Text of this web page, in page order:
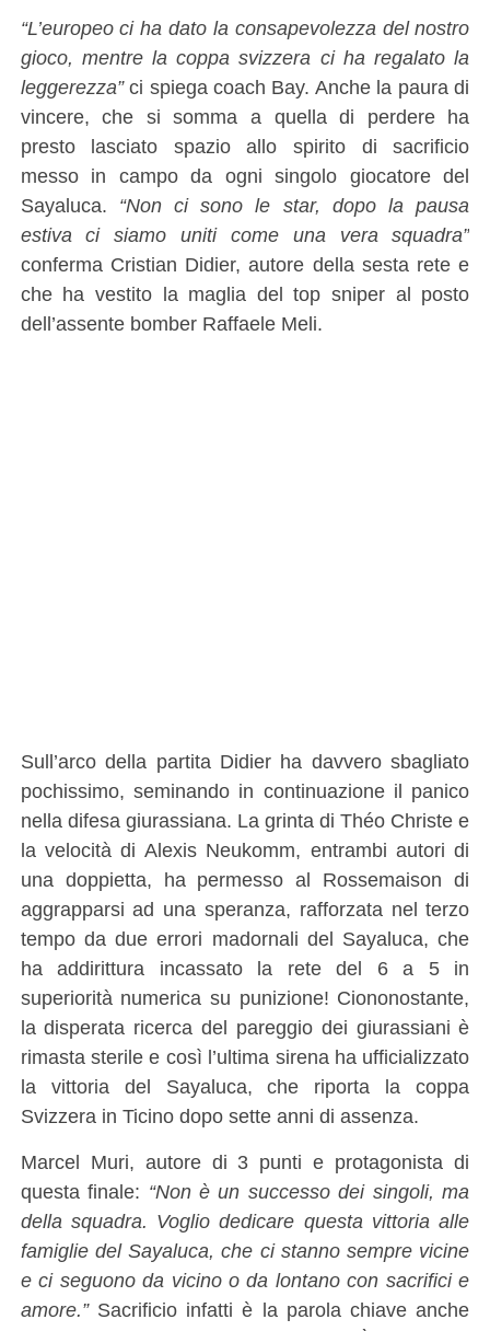
“L’europeo ci ha dato la consapevolezza del nostro
gioco, mentre la coppa svizzera ci ha regalato la
leggerezza”ci spiega coach Bay. Anche la paura di
vincere, che si somma a quella di perdere ha
presto lasciato spazio allo spirito di sacrificio
messo in campo da ogni singolo giocatore del
Sayaluca. “Non ci sono le star, dopo la pausa
estiva ci siamo uniti come una vera squadra”
conferma Cristian Didier, autore della sesta rete e
che ha vestito la maglia del top sniper al posto
dell’assente bomber Raffaele Meli.
Sull’arco della partita Didier ha davvero sbagliato
pochissimo, seminando in continuazione il panico
nella difesa giurassiana. La grinta di Théo Christe e
la velocità di Alexis Neukomm, entrambi autori di
una doppietta, ha permesso al Rossemaison di
aggrapparsi ad una speranza, rafforzata nel terzo
tempo da due errori madornali del Sayaluca, che
ha addirittura incassato la rete del 6 a 5 in
superiorità numerica su punizione! Ciononostante,
la disperata ricerca del pareggio dei giurassiani è
rimasta sterile e così l’ultima sirena ha ufficializzato
la vittoria del Sayaluca, che riporta la coppa
Svizzera in Ticino dopo sette anni di assenza.
Marcel Muri, autore di 3 punti e protagonista di
questa finale: “Non è un successo dei singoli, ma
della squadra. Voglio dedicare questa vittoria alle
famiglie del Sayaluca, che ci stanno sempre vicine
e ci seguono da vicino o da lontano con sacrifici e
amore.”Sacrificio infatti è la parola chiave anche